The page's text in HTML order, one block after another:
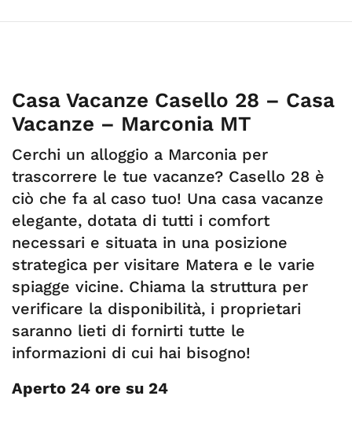
Casa Vacanze Casello 28 – Casa
Vacanze – Marconia MT
Cerchi un alloggio a Marconia per
trascorrere le tue vacanze? Casello 28 è
ciò che fa al caso tuo! Una casa vacanze
elegante, dotata di tutti i comfort
necessari e situata in una posizione
strategica per visitare Matera e le varie
spiagge vicine. Chiama la struttura per
verificare la disponibilità, i proprietari
saranno lieti di fornirti tutte le
informazioni di cui hai bisogno!
Aperto 24 ore su 24